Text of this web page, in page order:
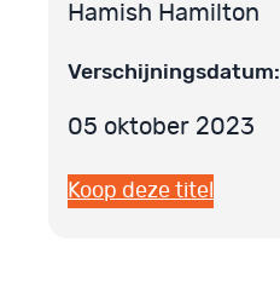
Hamish Hamilton
Verschijningsdatum:
05 oktober 2023
Koop deze titel